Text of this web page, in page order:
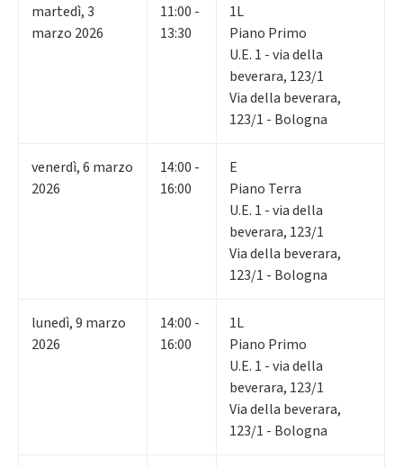
martedì,3
marzo 2026
11:00 -
13:30
1L
Piano Primo
U.E. 1 - via della
beverara, 123/1
Via della beverara,
123/1 - Bologna
venerdì,6 marzo
2026
14:00 -
16:00
E
Piano Terra
U.E. 1 - via della
beverara, 123/1
Via della beverara,
123/1 - Bologna
lunedì,9 marzo
2026
14:00 -
16:00
1L
Piano Primo
U.E. 1 - via della
beverara, 123/1
Via della beverara,
123/1 - Bologna